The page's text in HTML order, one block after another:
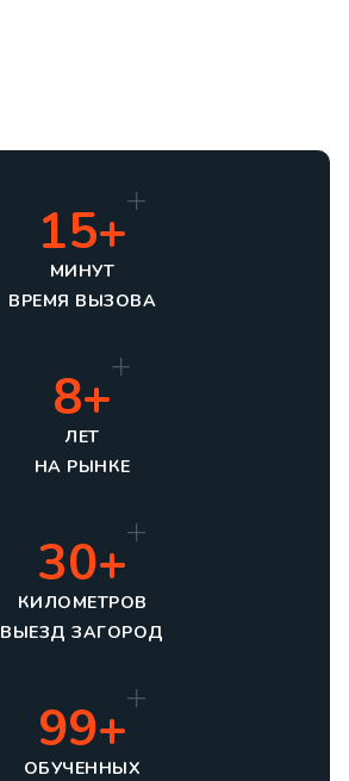
15+
МИНУТ
ВРЕМЯ ВЫЗОВА
8+
ЛЕТ
НА РЫНКЕ
30+
КИЛОМЕТРОВ
ВЫЕЗД ЗАГОРОД
99+
ОБУЧЕННЫХ